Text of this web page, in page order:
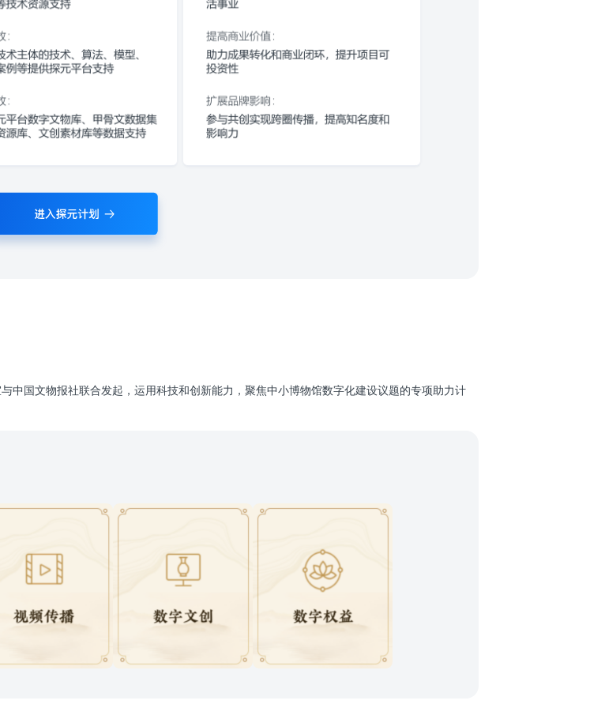
中国文物报社联合发起，运用科技和创新能力，聚焦中小博物馆数字化建设议题的专项助力计